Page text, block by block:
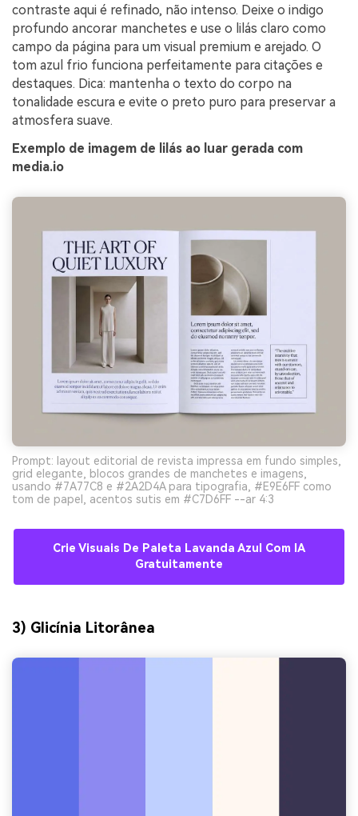
contraste aqui é refinado, não intenso. Deixe o indigo
profundo ancorar manchetes e use o lilás claro como
campo da página para um visual premium e arejado. O
tom azul frio funciona perfeitamente para citações e
destaques. Dica: mantenha o texto do corpo na
tonalidade escura e evite o preto puro para preservar a
atmosfera suave.
Exemplo de imagem de lilás ao luar gerada com
media.io
Prompt: layout editorial de revista impressa em fundo simples,
grid elegante, blocos grandes de manchetes e imagens,
usando #7A77C8 e #2A2D4A para tipografia, #E9E6FF como
tom de papel, acentos sutis em #C7D6FF --ar 4:3
Crie Visuais De Paleta Lavanda Azul Com IA
Gratuitamente
3) Glicínia Litorânea